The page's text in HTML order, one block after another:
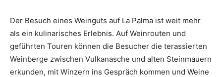
Der Besuch eines Weinguts auf La Palma ist weit mehr
als ein kulinarisches Erlebnis. Auf Weinrouten und
geführten Touren können die Besucher die terassierten
Weinberge zwischen Vulkanasche und alten Steinmauern
erkunden, mit Winzern ins Gespräch kommen und Weine